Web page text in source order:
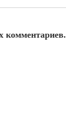
комментариев.